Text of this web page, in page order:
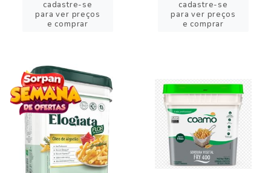
cadastre-se
para ver preços
e comprar
cadastre-se
para ver preços
e comprar